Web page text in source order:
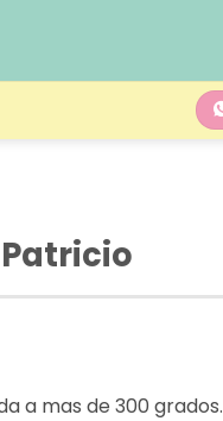
a mas de 300 grados.